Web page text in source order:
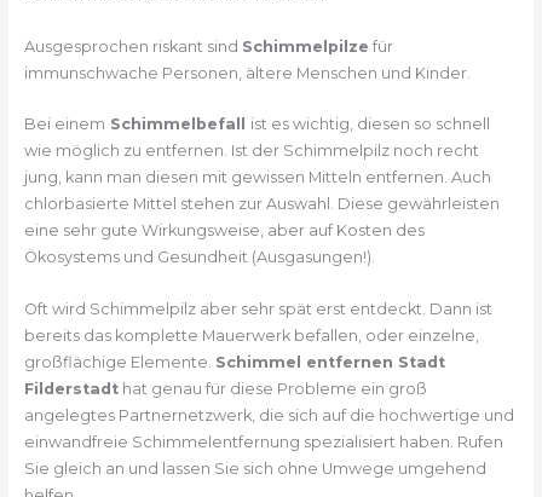
Ausgesprochen riskant sind Schimmelpilze für
immunschwache Personen, ältere Menschen und Kinder.
Bei einem Schimmelbefall ist es wichtig, diesen so schnell
wie möglich zu entfernen. Ist der Schimmelpilz noch recht
jung, kann man diesen mit gewissen Mitteln entfernen. Auch
chlorbasierte Mittel stehen zur Auswahl. Diese gewährleisten
eine sehr gute Wirkungsweise, aber auf Kosten des
Ökosystems und Gesundheit (Ausgasungen!).
Oft wird Schimmelpilz aber sehr spät erst entdeckt. Dann ist
bereits das komplette Mauerwerk befallen, oder einzelne,
großflächige Elemente. Schimmel entfernen Stadt
Filderstadthat genau für diese Probleme ein groß
angelegtes Partnernetzwerk, die sich auf die hochwertige und
einwandfreie Schimmelentfernung spezialisiert haben. Rufen
Sie gleich an und lassen Sie sich ohne Umwege umgehend